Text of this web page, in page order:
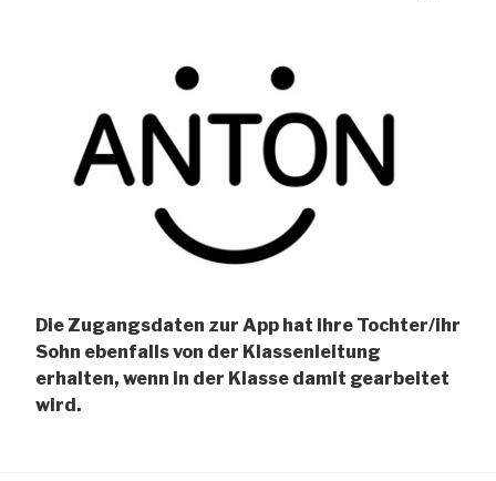
Die Zugangsdaten zur App hat ihre Tochter/ihr
Sohn ebenfalls von der Klassenleitung
erhalten, wenn in der Klasse damit gearbeitet
wird.